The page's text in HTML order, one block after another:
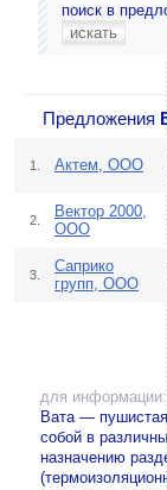
поиск в
Предложения
1. Актем, ООО
2.
Вектор 2000,
ООО
3.
Саприко
групп, ООО
для информации:
Вата —
собой в
назначению